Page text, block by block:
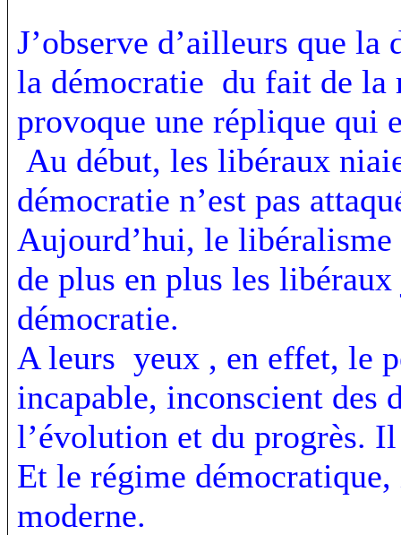
J’observe d’ailleurs que
la démocratie du fait de la
provoque une réplique qui
Au début, les libéraux
démocratie n’est pas
Aujourd’hui, le libéralisme
de plus en plus les
démocratie.
A leurs yeux , en effet, le
incapable, inconscient des
l’évolution et du progrès.
Et le régime
moderne.